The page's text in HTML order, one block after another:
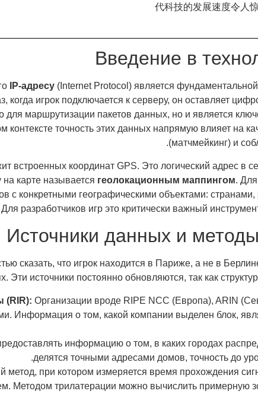
代科技的发展速度令人
Введение в
IP-адресу (Internet Protocol) является
игрок подключается к серверу, он оставляет
для маршрутизации пакетов данных, но и является
контексте точность этих данных напрямую влияет на
(матчмейкинг) и
встроенных координат GPS. Это логический адрес в
карте называется геолокационным маппингом.
с конкретными географическими объектами:
разработчиков игр это критически важный
Источники данных и
сказать, что игрок находится в Париже, а не в
Эти источники постоянно обновляются, так как
(RIR): Организации вроде RIPE NCC (Европа), ARIN
Информация о том, какой компании выделен блок,
информацию о том, в каких городах
делятся точными адресами домов, точность до
метод, при котором измеряется время прохождения
Методом трилатерации можно вычислить примерную